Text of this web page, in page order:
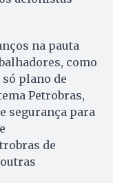
na pauta
como
plano de
Petrobras,
segurança para
de